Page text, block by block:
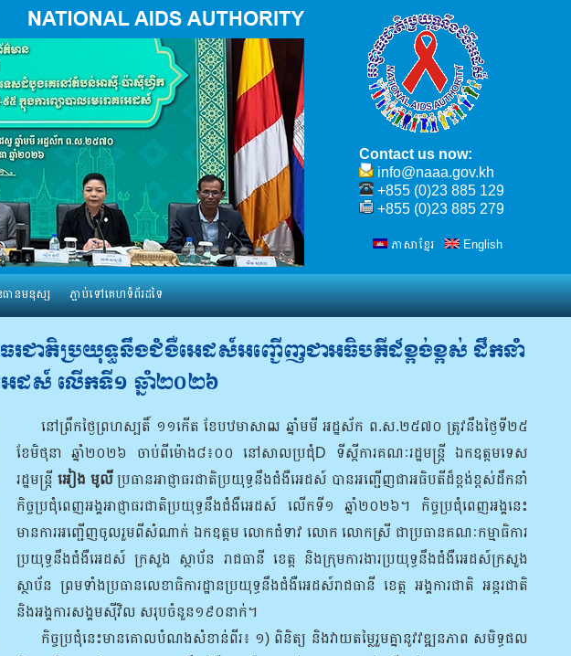
Contact us now:
info@naaa.gov.kh
+855 (0)23 885 129
+855 (0)23 885 279
ភាសាខ្មែរ English
ានមនុស្ស ភ្ជាប់ទៅគេហទំព័រដទៃ
ាធរជាតិប្រយុទ្ធនឹងជំងឺអេដស៍អញ្ជើញជាអធិបតីដ៏ខ្ពង់ខ្ពស់ ដឹកនាំ
អេដស៍ លើកទី១ ឆ្នាំ២០២៦
នៅព្រឹកថ្ងៃព្រហស្បតិ៍ ១១កើត ខែបឋមាសាឍ ឆ្នាំមមី អដ្ឋស័ក ព.ស.២៥៧០ ត្រូវនឹងថ្ងៃទី២៥
ខែមិថុនា ឆ្នាំ២០២៦ ចាប់ពីម៉ោង៨៖០០ នៅសាលប្រជុំD ទីស្តីការគណៈរដ្ឋមន្រ្តី ឯកឧត្តមទេស
រដ្ឋមន្រ្តី អៀង មូលីប្រធានអាជ្ញាធរជាតិប្រយុទ្ធនឹងជំងឺអេដស៍ បានអញ្ជើញជាអធិបតីដ៏ខ្ពង់ខ្ពស់ដឹកនាំ
កិច្ចប្រជុំពេញអង្គអាជ្ញាធរជាតិប្រយុទ្ធនឹងជំងឺអេដស៍ លើកទី១ ឆ្នាំ២០២៦។ កិច្ចប្រជុំពេញអង្គនេះ
មានការអញ្ជើញចូលរួមពីសំណាក់ ឯកឧត្តម លោកជំទាវ លោក លោកស្រី ជាប្រធានគណៈកម្មាធិការ
ប្រយុទ្ធនឹងជំងឺអេដស៍ ក្រសួង ស្ថាប័ន រាជធានី ខេត្ត និងក្រុមការងារប្រយុទ្ធនឹងជំងឺអេដស៍ក្រសួង
ស្ថាប័ន ព្រមទាំងប្រធានលេខាធិការដ្ឋានប្រយុទ្ធនឹងជំងឺអេដស៍រាជធានី ខេត្ត អង្គការជាតិ អន្តរជាតិ
និងអង្គការសង្គមស៊ីវិល សរុបចំនួន១៩០នាក់។
កិច្ចប្រជុំនេះមានគោលបំណងសំខាន់ពីរ៖ ១) ពិនិត្យ និងវាយតម្លៃរួមគ្នានូវវឌ្ឍនភាព សមិទ្ធផល